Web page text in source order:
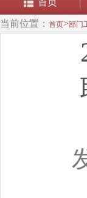
首页
当前位置： 首页>部门